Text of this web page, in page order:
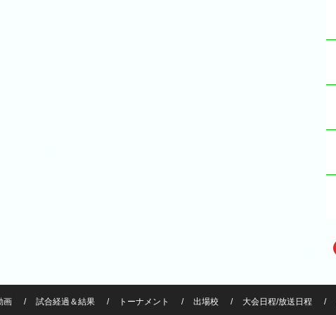
画 試合経過＆結果 トーナメント 出場校 大会日程/放送日程